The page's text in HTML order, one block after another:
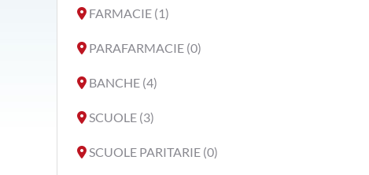
FARMACIE (1)
PARAFARMACIE (0)
BANCHE (4)
SCUOLE (3)
SCUOLE PARITARIE (0)